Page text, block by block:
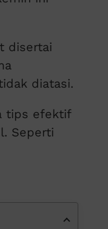
disertai
diatasi.
tips efektif
Seperti